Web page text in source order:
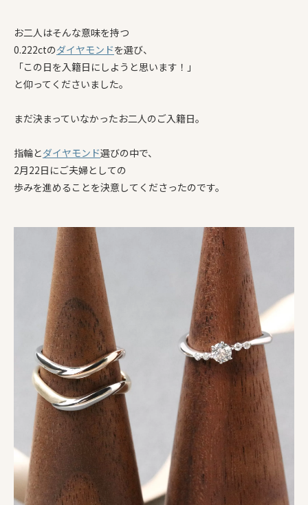
お二人はそんな意味を持つ
0.222ctのダイヤモンドを選び、
「この日を入籍日にしようと思います！」
と仰ってくださいました。
まだ決まっていなかったお二人のご入籍日。
指輪とダイヤモンド選びの中で、
2月22日にご夫婦としての
歩みを進めることを決意してくださったのです。